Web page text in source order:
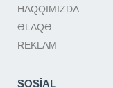
HAQQIMIZDA
ƏLAQƏ
REKLAM
SOSİAL